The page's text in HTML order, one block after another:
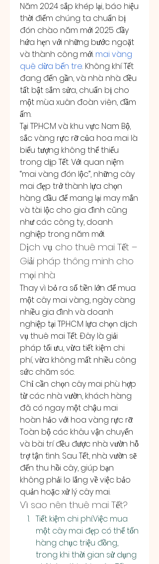
Năm 2024 sắp khép lại, báo hiệu
thời điểm chúng ta chuẩn bị
đón chào năm mới 2025 đầy
hứa hẹn với những bước ngoặt
và thành công mới. mai vàng
quê dừa bến tre. Không khí Tết
đang đến gần, và nhà nhà đều
tất bật sắm sửa, chuẩn bị cho
một mùa xuân đoàn viên, đầm
ấm.
Tại TP.HCM và khu vực Nam Bộ,
sắc vàng rực rỡ của hoa mai là
biểu tượng không thể thiếu
trong dịp Tết. Với quan niệm
“mai vàng đón lộc”, những cây
mai đẹp trở thành lựa chọn
hàng đầu để mang lại may mắn
và tài lộc cho gia đình cũng
như các công ty, doanh
nghiệp trong năm mới.
Dịch vụ cho thuê mai Tết –
Giải pháp thông minh cho
mọi nhà
Thay vì bỏ ra số tiền lớn để mua
một cây mai vàng, ngày càng
nhiều gia đình và doanh
nghiệp tại TP.HCM lựa chọn dịch
vụ thuê mai Tết. Đây là giải
pháp tối ưu, vừa tiết kiệm chi
phí, vừa không mất nhiều công
sức chăm sóc.
Chỉ cần chọn cây mai phù hợp
từ các nhà vườn, khách hàng
đã có ngay một chậu mai
hoàn hảo với hoa vàng rực rỡ.
Toàn bộ các khâu vận chuyển
và bài trí đều được nhà vườn hỗ
trợ tận tình. Sau Tết, nhà vườn sẽ
đến thu hồi cây, giúp bạn
không phải lo lắng về việc bảo
quản hoặc xử lý cây mai.
Vì sao nên thuê mai Tết?
Tiết kiệm chi phí:Việc mua
một cây mai đẹp có thể tốn
hàng chục triệu đồng,
trong khi thời gian sử dụng